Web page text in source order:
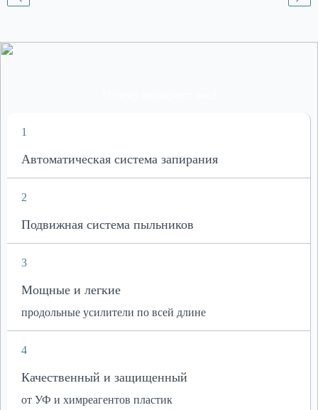
1
Автоматическая система запирания
2
Подвижная система пыльников
3
Мощные и легкие
продольные усилители по всей длине
4
Качественный и защищенный
от УФ и химреагентов пластик